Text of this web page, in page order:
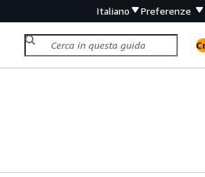
Italiano Preferenze